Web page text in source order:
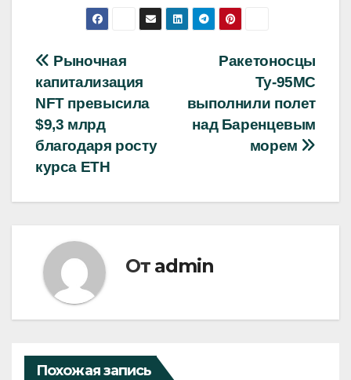
Навигация
по
записям
Ракетоносцы
Ту-95МС
выполнили полет
над Баренцевым
морем
Рыночная
капитализация
NFT превысила
$9,3 млрд
благодаря росту
курса ETH
От admin
Похожая запись